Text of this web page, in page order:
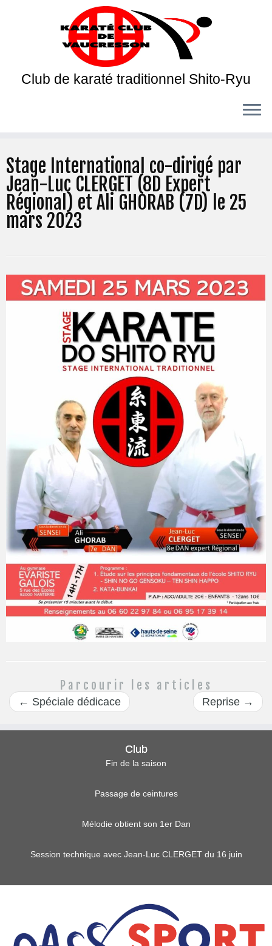
Club de karaté traditionnel Shito-Ryu
Stage International co-dirigé par
Jean-Luc CLERGET (8D Expert
Régional) et Ali GHORAB (7D) le 25
mars 2023
Parcourir les articles
← Spéciale dédicace Reprise →
Club
Fin de la saison
Passage de ceintures
Mélodie obtient son 1er Dan
Session technique avec Jean-Luc CLERGET du 16 juin